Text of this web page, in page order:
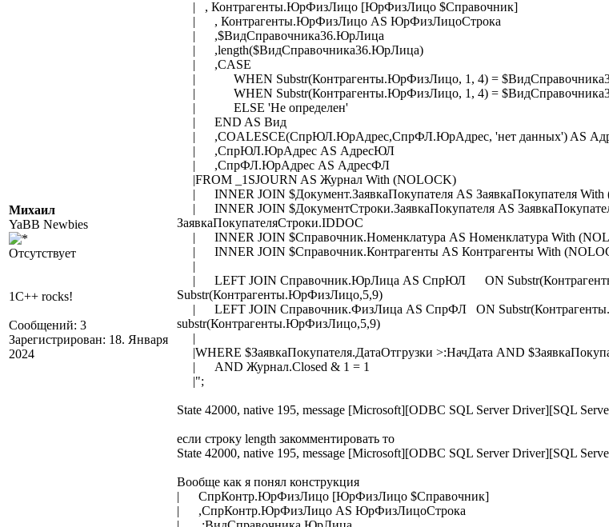
Михаил
YaBB Newbies
Отсутствует
1C++ rocks!
Сообщений: 3
Зарегистрирован: 18. Января
2024
| , Контрагенты.ЮрФизЛицо [ЮрФизЛицо $Справочник]
| , Контрагенты.ЮрФизЛицо AS ЮрФизЛицоСтрока
| ,$ВидСправочника36.ЮрЛица
| ,length($ВидСправочника36.ЮрЛица)
| ,CASE
| WHEN Substr(Контрагенты.ЮрФизЛицо, 1, 4) =
| WHEN Substr(Контрагенты.ЮрФизЛицо, 1, 4) =
| ELSE 'Не определен'
| END AS Вид
| ,COALESCE(СпрЮЛ.ЮрАдрес,СпрФЛ.ЮрАдрес, 'нет данных') AS
| ,СпрЮЛ.ЮрАдрес AS АдресЮЛ
| ,СпрФЛ.ЮрАдрес AS АдресФЛ
|FROM _1SJOURN AS Журнал With (NOLOCK)
| INNER JOIN $Документ.ЗаявкаПокупателя AS ЗаявкаПокупателя
| INNER JOIN $ДокументСтроки.ЗаявкаПокупателя AS
ЗаявкаПокупателяСтроки.IDDOC
| INNER JOIN $Справочник.Номенклатура AS Номенклатура With
| INNER JOIN $Справочник.Контрагенты AS Контрагенты With
|
| LEFT JOIN Справочник.ЮрЛица AS СпрЮЛ ON
Substr(Контрагенты.ЮрФизЛицо,5,9)
| LEFT JOIN Справочник.ФизЛица AS СпрФЛ ON
substr(Контрагенты.ЮрФизЛицо,5,9)
|
|WHERE $ЗаявкаПокупателя.ДатаОтгрузки >:НачДата AND
| AND Журнал.Closed & 1 = 1
|";
State 42000, native 195, message [Microsoft][ODBC SQL Server Driver][SQL
если строку length закомментировать то
State 42000, native 195, message [Microsoft][ODBC SQL Server Driver][SQL
Вообще как я понял конструкция
| СпрКонтр.ЮрФизЛицо [ЮрФизЛицо $Справочник]
| ,СпрКонтр.ЮрФизЛицо AS ЮрФизЛицоСтрока